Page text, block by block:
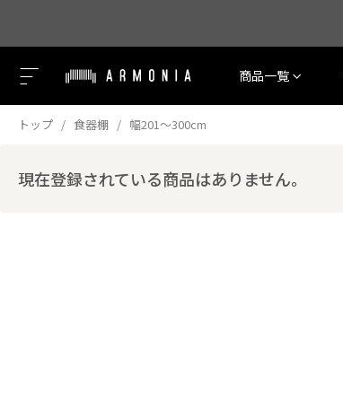
商品一覧
トップ 食器棚 幅201～300cm
現在登録されている商品はありません。